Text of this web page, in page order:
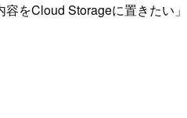
をCloud Storageに置きたい